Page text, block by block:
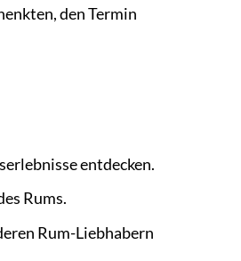
den Termin
entdecken.
Rums.
Rum-Liebhabern